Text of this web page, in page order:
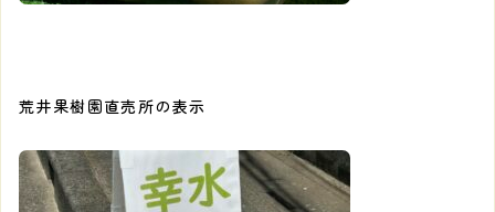
荒井果樹園直売所の表示